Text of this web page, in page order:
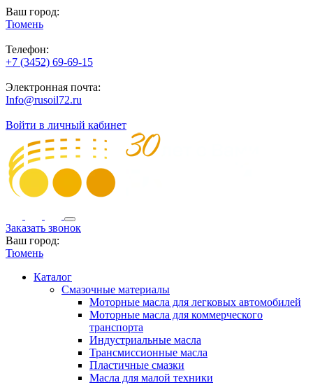
Ваш город:
Тюмень
Телефон:
+7 (3452) 69-69-15
Электронная почта:
Info@rusoil72.ru
Войти в личный кабинет
Заказать звонок
Ваш город:
Тюмень
Каталог
Смазочные материалы
Моторные масла для легковых автомобилей
Моторные масла для коммерческого
транспорта
Индустриальные масла
Трансмиссионные масла
Пластичные смазки
Масла для малой техники